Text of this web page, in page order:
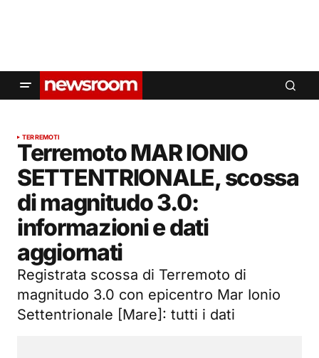
TERREMOTI
Terremoto MAR IONIO
SETTENTRIONALE, scossa
di magnitudo 3.0:
informazioni e dati
aggiornati
Registrata scossa di Terremoto di
magnitudo 3.0 con epicentro Mar Ionio
Settentrionale [Mare]: tutti i dati